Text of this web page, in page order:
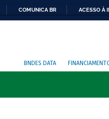
COMUNICA BR ACESSO À
BNDES DATA